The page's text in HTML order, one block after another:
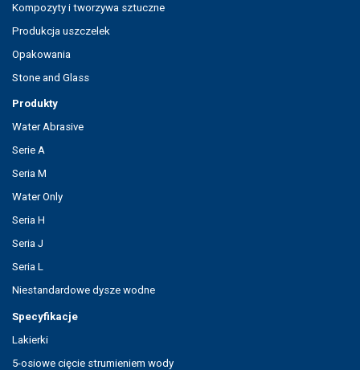
Kompozyty i tworzywa sztuczne
Produkcja uszczelek
Opakowania
Stone and Glass
Produkty
Water Abrasive
Serie A
Seria M
Water Only
Seria H
Seria J
Seria L
Niestandardowe dysze wodne
Specyfikacje
Lakierki
5-osiowe cięcie strumieniem wody